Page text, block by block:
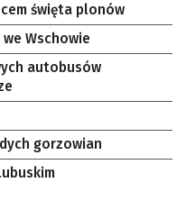
święta plonów
Wschowie
autobusów
gorzowian